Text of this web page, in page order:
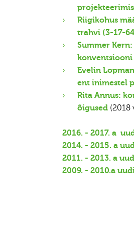
Riigikohus
trahvi (3-17-
Summer
Evelin
ent inimestel
Rita Annus:
õigused (2018
2016. - 2017. a
2014. - 2015. a
2011. - 2013. a
2009. - 2010.a